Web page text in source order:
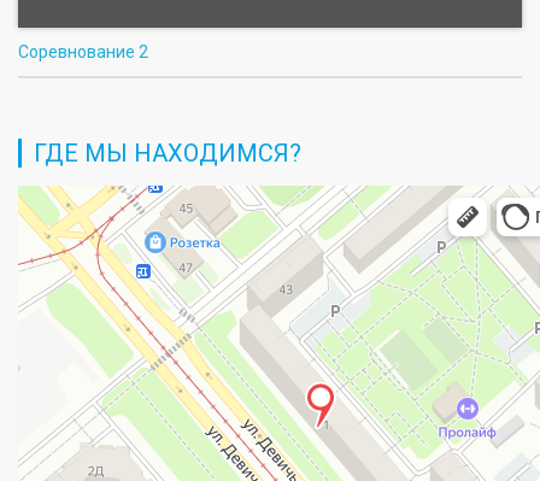
Соревнование 2
ГДЕ МЫ НАХОДИМСЯ?